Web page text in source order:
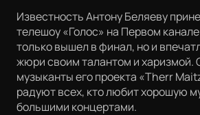
Известность Антону Беляеву
телешоу «Голос» на Первом
только вышел в финал, но и
жюри своим талантом и харизмой.
музыканты его проекта «Therr
радуют всех, кто любит хорошую
большими концертами.